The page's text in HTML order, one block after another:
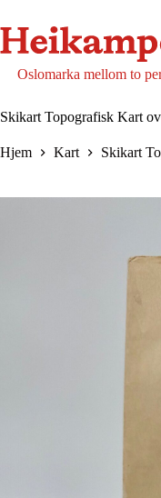
innholdet
Oslomarka mellom to
Skikart Topografisk Kart
Hjem Kart Skikart